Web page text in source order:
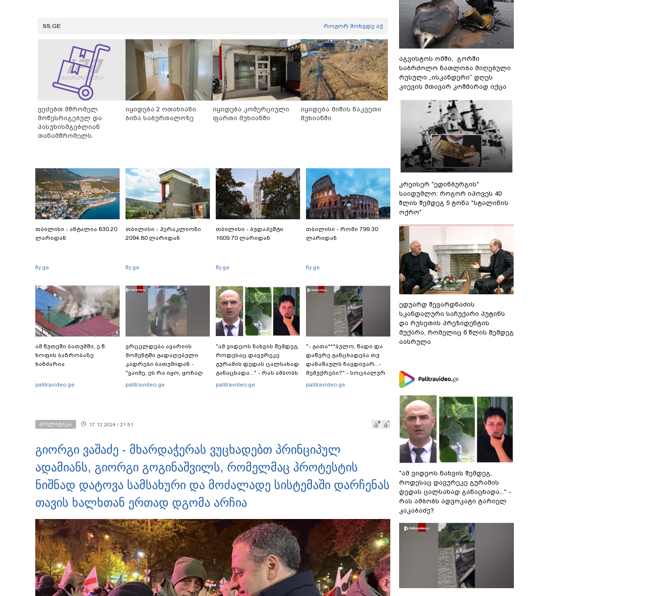
SS.GE როგორ მოხვდე აქ
ვეძებთ მშრომელ.
მოწესრიგებულ და
პასუხისმგებლიან
თანამშრომელს.
იყიდება 2 ოთახიანი
ბინა საბურთალოზე
იყიდება კომერციული
ფართი მუხიანში
იყიდება მიწის ნაკვეთი
მუხიანში
თბილისი - ანტალია 830.20
ლარიდან
fly.ge
თბილისი - ჰერაკლიონი
2094.80 ლარიდან
fly.ge
თბილისი - ბუდაპეშტი
1609.70 ლარიდან
fly.ge
თბილისი - რომი 799.30
ლარიდან
fly.ge
ამ წუთეში ბათუმში, ე.წ.
ხოფის ბაზრობაზე
ხანძარია
palitravideo.ge
ვრცელდება ავარიის
მომენტში გადაღებული
კადრები ბათუმიდან -
"ვაიმე, ეს რა იყო, ყოჩაღ
"მარშრუტკის" მძღოლს"
palitravideo.ge
"ამ ვიდეოს ნახვის შემდეგ,
როდესაც დავურეკე
გურამის დედას ცალსახად
განაცხადა..." - რას ამბობს
ადვოკატი ტარიელ
palitravideo.ge
"- გათა***ბულო, წადი და
დაწერე განცხადება თუ
დანაშაულს ჩავდივარ...-
მემუქრები?" - სოციალურ
ქსელში სკანდალური
palitravideo.ge
პოლიტიკა 17.12.2024 / 21:51 ა ა
გიორგი ვაშაძე - მხარდაჭერას ვუცხადებთ პრინციპულ
ადამიანს, გიორგი გოგინაშვილს, რომელმაც პროტესტის
ნიშნად დატოვა სამსახური და მოძალადე სისტემაში დარჩენას
თავის ხალხთან ერთად დგომა არჩია
აგვისტოს ომში, გორში
საბრძოლო ნათლობა მიღებული
რუსული „ისკანდერი“ დღეს
კიევის მთავარ კოშმარად იქცა
კრეისერ "ედინბურგის"
საიდუმლო: როგორ იპოვეს 40
წლის შემდეგ 5 ტონა "სტალინის
ოქრო"
ედუარდ შევარდნაძის
სკანდალური საჩუქარი პუტინს
და რუსეთის პრეზიდენტის
მუქარა, რომელიც 6 წლის შემდეგ
აასრულა
"ამ ვიდეოს ნახვის შემდეგ,
როდესაც დავურეკე გურამის
დედას ცალსახად განაცხადა..." -
რას ამბობს ადვოკატი ტარიელ
კაკაბაძე?